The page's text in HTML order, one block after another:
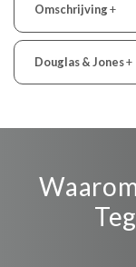
Omschrijving+
Douglas & Jones+